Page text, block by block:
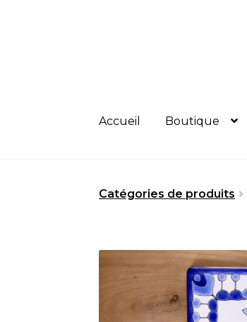
Accueil Boutique
Catégories de produits